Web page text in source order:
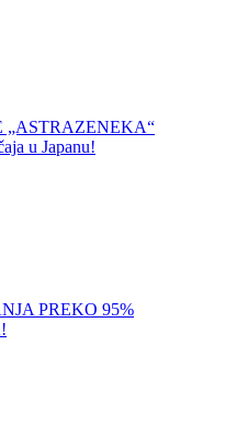
„ASTRAZENEKA“
u Japanu!
PREKO 95%